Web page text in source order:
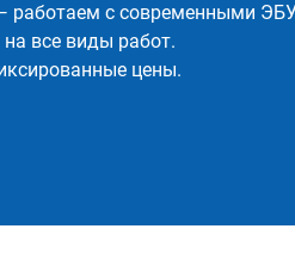
работаем с современными
все виды работ.
цены.